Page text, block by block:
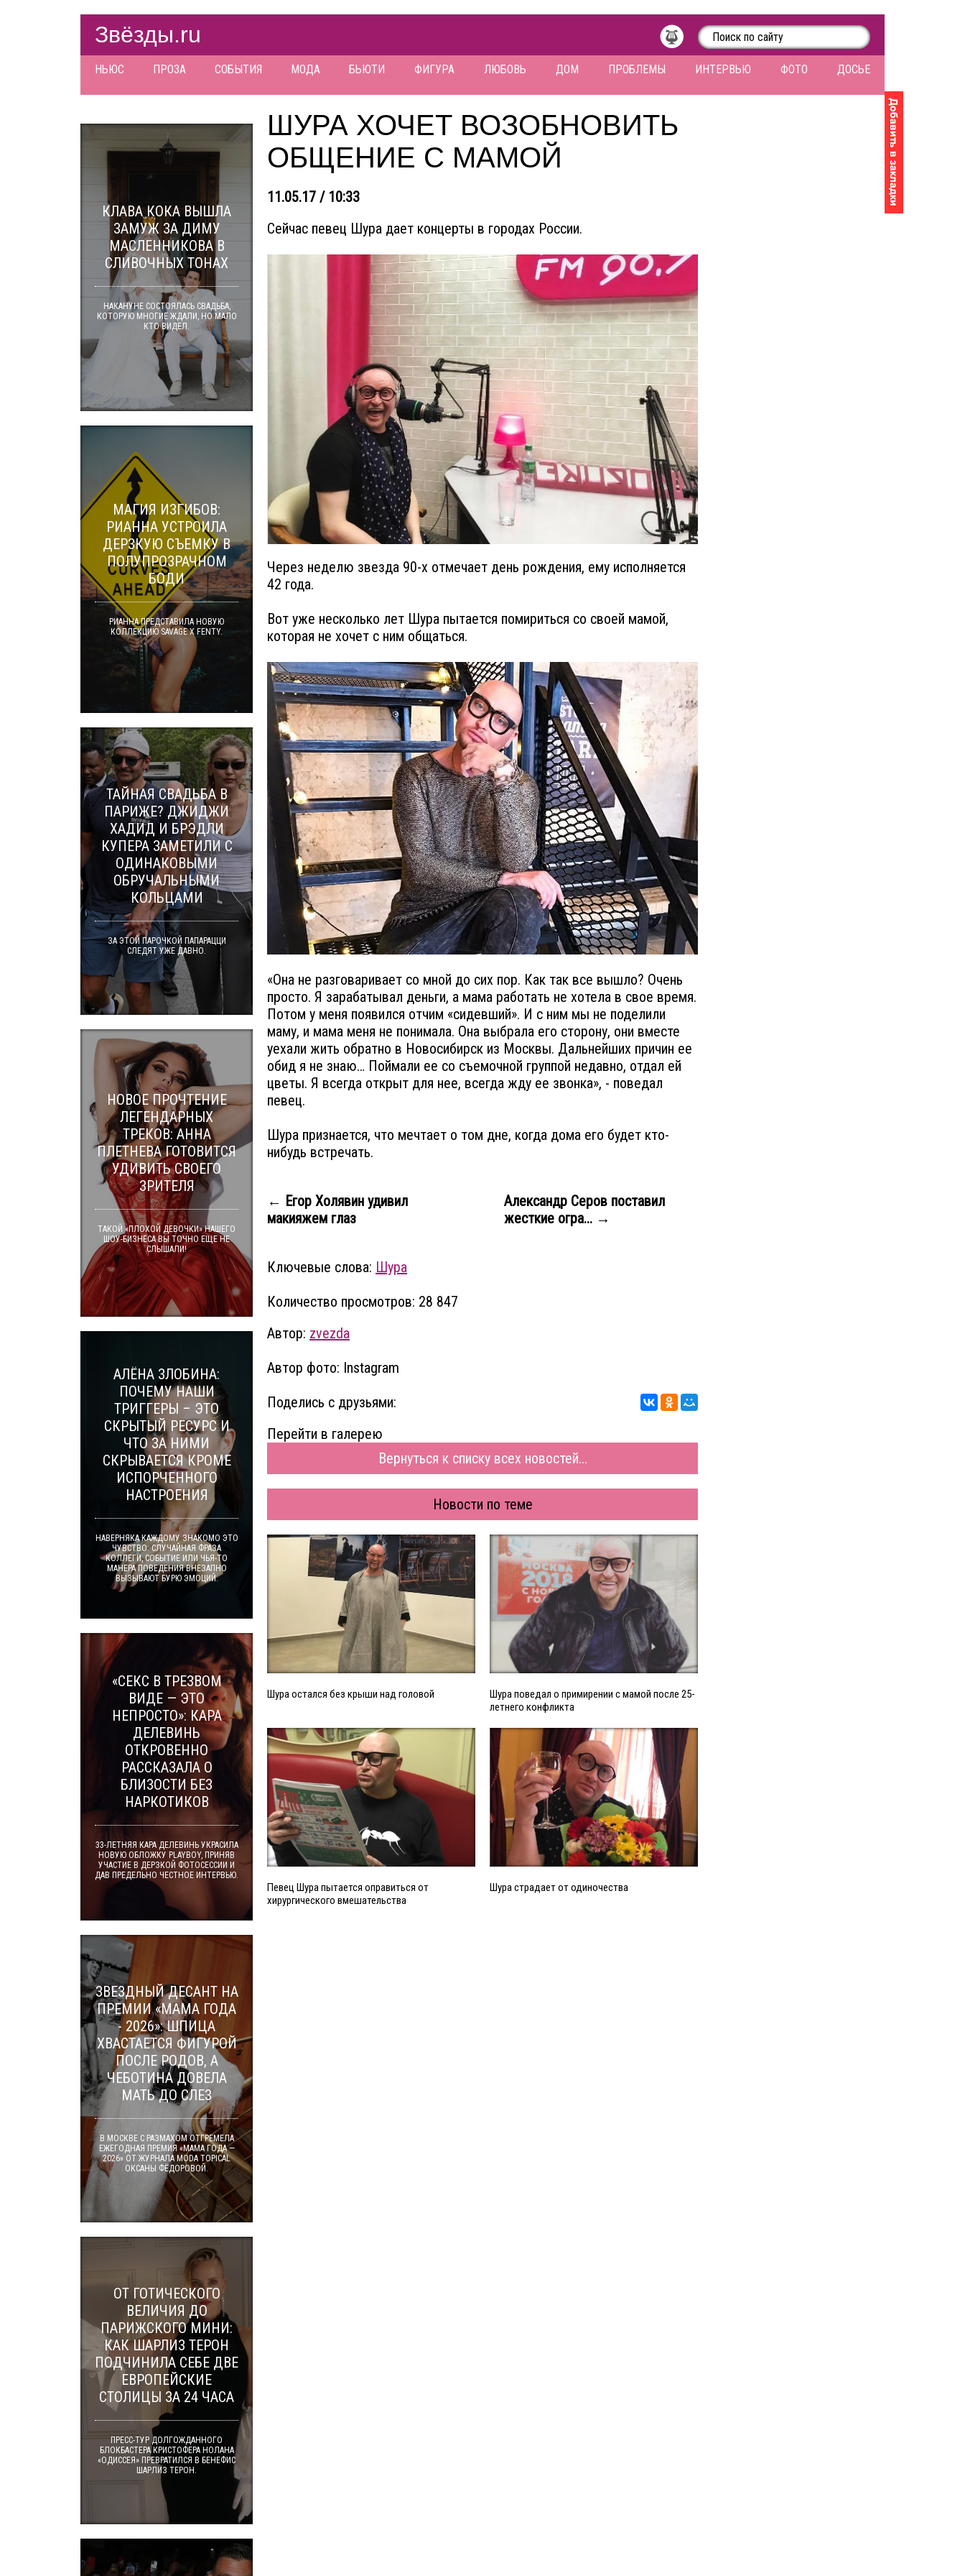
Звёзды.ru
НЬЮС ПРОЗА СОБЫТИЯ МОДА БЬЮТИ ФИГУРА ЛЮБОВЬ ДОМ ПРОБЛЕМЫ ИНТЕРВЬЮ ФОТО ДОСЬЕ
ШУРА ХОЧЕТ ВОЗОБНОВИТЬ
ОБЩЕНИЕ С МАМОЙ
11.05.17 / 10:33
Сейчас певец Шура дает концерты в городах России.
Через неделю звезда 90-х отмечает день рождения, ему исполняется
42 года.
Вот уже несколько лет Шура пытается помириться со своей мамой,
которая не хочет с ним общаться.
«Она не разговаривает со мной до сих пор. Как так все вышло? Очень
просто. Я зарабатывал деньги, а мама работать не хотела в свое время.
Потом у меня появился отчим «сидевший». И с ним мы не поделили
маму, и мама меня не понимала. Она выбрала его сторону, они вместе
уехали жить обратно в Новосибирск из Москвы. Дальнейших причин ее
обид я не знаю… Поймали ее со съемочной группой недавно, отдал ей
цветы. Я всегда открыт для нее, всегда жду ее звонка», - поведал
певец.
Шура признается, что мечтает о том дне, когда дома его будет кто-
нибудь встречать.
← Егор Холявин удивил
макияжем глаз
Александр Серов поставил
жесткие огра... →
Ключевые слова: Шура
Количество просмотров: 28 847
Автор: zvezda
Автор фото: Instagram
Поделись с друзьями:
Перейти в галерею
Вернуться к списку всех новостей...
Новости по теме
Шура остался без крыши над головой
Шура поведал о примирении с мамой после 25-
летнего конфликта
Певец Шура пытается оправиться от
хирургического вмешательства
Шура страдает от одиночества
КЛАВА КОКА ВЫШЛА
ЗАМУЖ ЗА ДИМУ
МАСЛЕННИКОВА В
СЛИВОЧНЫХ ТОНАХ
НАКАНУНЕ СОСТОЯЛАСЬ СВАДЬБА,
КОТОРУЮ МНОГИЕ ЖДАЛИ, НО МАЛО
КТО ВИДЕЛ.
МАГИЯ ИЗГИБОВ:
РИАННА УСТРОИЛА
ДЕРЗКУЮ СЪЕМКУ В
ПОЛУПРОЗРАЧНОМ
БОДИ
РИАННА ПРЕДСТАВИЛА НОВУЮ
КОЛЛЕКЦИЮ SAVAGE X FENTY.
ТАЙНАЯ СВАДЬБА В
ПАРИЖЕ? ДЖИДЖИ
ХАДИД И БРЭДЛИ
КУПЕРА ЗАМЕТИЛИ С
ОДИНАКОВЫМИ
ОБРУЧАЛЬНЫМИ
КОЛЬЦАМИ
ЗА ЭТОЙ ПАРОЧКОЙ ПАПАРАЦЦИ
СЛЕДЯТ УЖЕ ДАВНО.
НОВОЕ ПРОЧТЕНИЕ
ЛЕГЕНДАРНЫХ
ТРЕКОВ: АННА
ПЛЕТНЕВА ГОТОВИТСЯ
УДИВИТЬ СВОЕГО
ЗРИТЕЛЯ
ТАКОЙ «ПЛОХОЙ ДЕВОЧКИ» НАШЕГО
ШОУ-БИЗНЕСА ВЫ ТОЧНО ЕЩЕ НЕ
СЛЫШАЛИ!
АЛЁНА ЗЛОБИНА:
ПОЧЕМУ НАШИ
ТРИГГЕРЫ – ЭТО
СКРЫТЫЙ РЕСУРС И
ЧТО ЗА НИМИ
СКРЫВАЕТСЯ КРОМЕ
ИСПОРЧЕННОГО
НАСТРОЕНИЯ
НАВЕРНЯКА КАЖДОМУ ЗНАКОМО ЭТО
ЧУВСТВО: СЛУЧАЙНАЯ ФРАЗА
КОЛЛЕГИ, СОБЫТИЕ ИЛИ ЧЬЯ-ТО
МАНЕРА ПОВЕДЕНИЯ ВНЕЗАПНО
ВЫЗЫВАЮТ БУРЮ ЭМОЦИЙ.
«СЕКС В ТРЕЗВОМ
ВИДЕ — ЭТО
НЕПРОСТО»: КАРА
ДЕЛЕВИНЬ
ОТКРОВЕННО
РАССКАЗАЛА О
БЛИЗОСТИ БЕЗ
НАРКОТИКОВ
33-ЛЕТНЯЯ КАРА ДЕЛЕВИНЬ УКРАСИЛА
НОВУЮ ОБЛОЖКУ PLAYBOY, ПРИНЯВ
УЧАСТИЕ В ДЕРЗКОЙ ФОТОСЕССИИ И
ДАВ ПРЕДЕЛЬНО ЧЕСТНОЕ ИНТЕРВЬЮ.
ЗВЕЗДНЫЙ ДЕСАНТ НА
ПРЕМИИ «МАМА ГОДА
- 2026»: ШПИЦА
ХВАСТАЕТСЯ ФИГУРОЙ
ПОСЛЕ РОДОВ, А
ЧЕБОТИНА ДОВЕЛА
МАТЬ ДО СЛЕЗ
В МОСКВЕ С РАЗМАХОМ ОТГРЕМЕЛА
ЕЖЕГОДНАЯ ПРЕМИЯ «МАМА ГОДА —
2026» ОТ ЖУРНАЛА MODA TOPICAL
ОКСАНЫ ФЁДОРОВОЙ.
ОТ ГОТИЧЕСКОГО
ВЕЛИЧИЯ ДО
ПАРИЖСКОГО МИНИ:
КАК ШАРЛИЗ ТЕРОН
ПОДЧИНИЛА СЕБЕ ДВЕ
ЕВРОПЕЙСКИЕ
СТОЛИЦЫ ЗА 24 ЧАСА
ПРЕСС-ТУР ДОЛГОЖДАННОГО
БЛОКБАСТЕРА КРИСТОФЕРА НОЛАНА
«ОДИССЕЯ» ПРЕВРАТИЛСЯ В БЕНЕФИС
ШАРЛИЗ ТЕРОН.